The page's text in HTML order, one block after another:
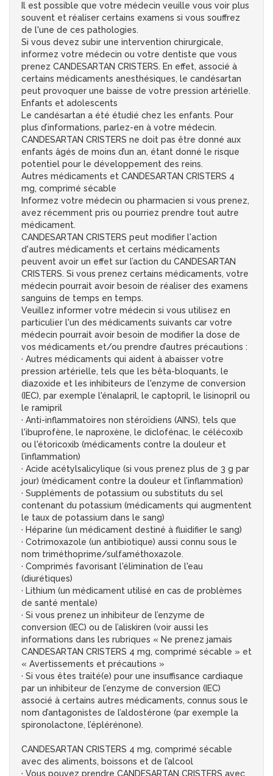
Il est possible que votre médecin veuille vous voir plus
souvent et réaliser certains examens si vous souffrez
de l'une de ces pathologies.
Si vous devez subir une intervention chirurgicale,
informez votre médecin ou votre dentiste que vous
prenez CANDESARTAN CRISTERS. En effet, associé à
certains médicaments anesthésiques, le candésartan
peut provoquer une baisse de votre pression artérielle.
Enfants et adolescents
Le candésartan a été étudié chez les enfants. Pour
plus d’informations, parlez-en à votre médecin.
CANDESARTAN CRISTERS ne doit pas être donné aux
enfants âgés de moins d’un an, étant donné le risque
potentiel pour le développement des reins.
Autres médicaments et CANDESARTAN CRISTERS 4
mg, comprimé sécable
Informez votre médecin ou pharmacien si vous prenez,
avez récemment pris ou pourriez prendre tout autre
médicament.
CANDESARTAN CRISTERS peut modifier l'action
d'autres médicaments et certains médicaments
peuvent avoir un effet sur l’action du CANDESARTAN
CRISTERS. Si vous prenez certains médicaments, votre
médecin pourrait avoir besoin de réaliser des examens
sanguins de temps en temps.
Veuillez informer votre médecin si vous utilisez en
particulier l'un des médicaments suivants car votre
médecin pourrait avoir besoin de modifier la dose de
vos médicaments et/ou prendre d’autres précautions :
· Autres médicaments qui aident à abaisser votre
pression artérielle, tels que les bêta-bloquants, le
diazoxide et les inhibiteurs de l'enzyme de conversion
(IEC), par exemple l'énalapril, le captopril, le lisinopril ou
le ramipril
· Anti-inflammatoires non stéroïdiens (AINS), tels que
l'ibuprofène, le naproxène, le diclofénac, le célécoxib
ou l'étoricoxib (médicaments contre la douleur et
l’inflammation)
· Acide acétylsalicylique (si vous prenez plus de 3 g par
jour) (médicament contre la douleur et l’inflammation)
· Suppléments de potassium ou substituts du sel
contenant du potassium (médicaments qui augmentent
le taux de potassium dans le sang)
· Héparine (un médicament destiné à fluidifier le sang)
· Cotrimoxazole (un antibiotique) aussi connu sous le
nom triméthoprime/sulfaméthoxazole.
· Comprimés favorisant l'élimination de l'eau
(diurétiques)
· Lithium (un médicament utilisé en cas de problèmes
de santé mentale)
· Si vous prenez un inhibiteur de l’enzyme de
conversion (IEC) ou de l’aliskiren (voir aussi les
informations dans les rubriques « Ne prenez jamais
CANDESARTAN CRISTERS 4 mg, comprimé sécable » et
« Avertissements et précautions »
· Si vous êtes traité(e) pour une insuffisance cardiaque
par un inhibiteur de l’enzyme de conversion (IEC)
associé à certains autres médicaments, connus sous le
nom d’antagonistes de l’aldostérone (par exemple la
spironolactone, l’éplérénone).
CANDESARTAN CRISTERS 4 mg, comprimé sécable
avec des aliments, boissons et de l’alcool
· Vous pouvez prendre CANDESARTAN CRISTERS avec